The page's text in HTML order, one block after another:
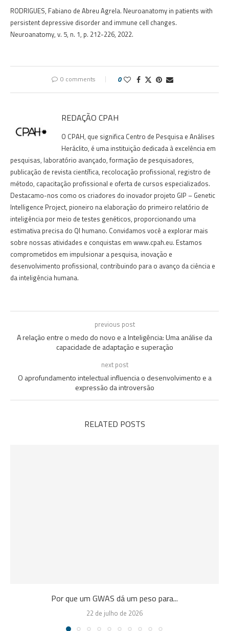
RODRIGUES, Fabiano de Abreu Agrela. Neuroanatomy in patients with
persistent depressive disorder and immune cell changes.
Neuroanatomy, v. 5, n. 1, p. 212-226, 2022.
0 comments 0
REDAÇÃO CPAH
O CPAH, que significa Centro de Pesquisa e Análises
Heráclito, é uma instituição dedicada à excelência em
pesquisas, laboratório avançado, formação de pesquisadores,
publicação de revista científica, recolocação profissional, registro de
método, capacitação profissional e oferta de cursos especializados.
Destacamo-nos como os criadores do inovador projeto GIP – Genetic
Intelligence Project, pioneiro na elaboração do primeiro relatório de
inteligência por meio de testes genéticos, proporcionando uma
estimativa precisa do QI humano. Convidamos você a explorar mais
sobre nossas atividades e conquistas em www.cpah.eu. Estamos
comprometidos em impulsionar a pesquisa, inovação e
desenvolvimento profissional, contribuindo para o avanço da ciência e
da inteligência humana.
previous post
A relação entre o medo do novo e a Inteligência: Uma análise da
capacidade de adaptação e superação
next post
O aprofundamento intelectual influencia o desenvolvimento e a
expressão da introversão
RELATED POSTS
Por que um GWAS dá um peso para...
22 de julho de 2026